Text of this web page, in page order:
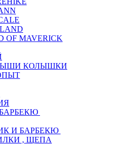
OF MAVERICK
КОЛЫШКИ
И БАРБЕКЮ
, ЩЕПА